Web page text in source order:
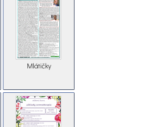
Mlátičky